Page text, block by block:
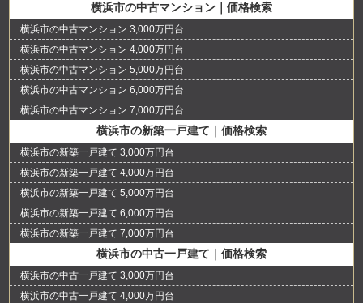
横浜市の中古マンション｜価格検索
横浜市の中古マンション 3,000万円台
横浜市の中古マンション 4,000万円台
横浜市の中古マンション 5,000万円台
横浜市の中古マンション 6,000万円台
横浜市の中古マンション 7,000万円台
横浜市の新築一戸建て｜価格検索
横浜市の新築一戸建て 3,000万円台
横浜市の新築一戸建て 4,000万円台
横浜市の新築一戸建て 5,000万円台
横浜市の新築一戸建て 6,000万円台
横浜市の新築一戸建て 7,000万円台
横浜市の中古一戸建て｜価格検索
横浜市の中古一戸建て 3,000万円台
横浜市の中古一戸建て 4,000万円台